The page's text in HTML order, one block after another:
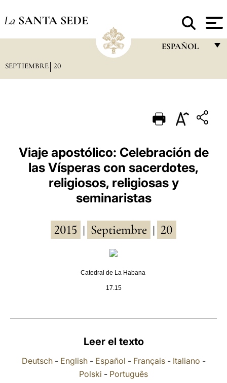
La SANTA SEDE
ESPAÑOL
PORTUGUÊS
ESPAÑOL
DEUTSCH
POLSKI
中文
SEPTIEMBRE 20
Viaje apostólico: Celebración de
las Vísperas con sacerdotes,
religiosos, religiosas y
seminaristas
2015 Septiembre 20
Catedral de La Habana
17.15
Leer el texto
Deutsch- English- Español - Français- Italiano -
Polski - Português